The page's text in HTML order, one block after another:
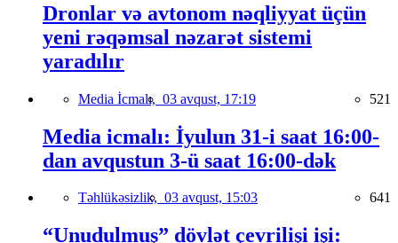
Dronlar və avtonom nəqliyyat üçün
yeni rəqəmsal nəzarət sistemi
yaradılır
Media İcmalı, 03 avqust, 17:19 521
Media icmalı: İyulun 31-i saat 16:00-
dan avqustun 3-ü saat 16:00-dək
Təhlükəsizlik, 03 avqust, 15:03 641
“Unudulmuş” dövlət çevrilişi işi: